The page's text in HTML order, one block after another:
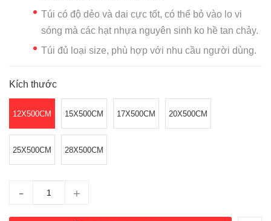
Túi có độ dẻo và dai cực tốt, có thể bỏ vào lo vi
sóng mà các hạt nhựa nguyên sinh ko hề tan chảy.
Túi đủ loại size, phù hợp với nhu cầu người dùng.
Kích thước
12X500CM 15X500CM 17X500CM 20X500CM
25X500CM 28X500CM
- +